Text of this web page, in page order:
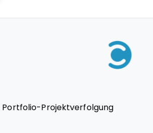
Portfolio-Projektverfolgung